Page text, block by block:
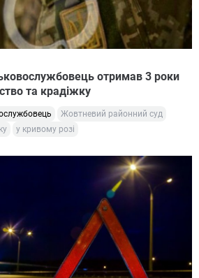
отримав 3 роки
та крадіжку
Жовтневий районний суд
у кривому розі